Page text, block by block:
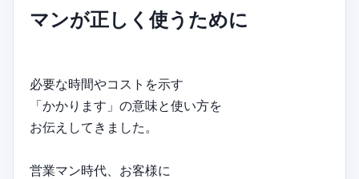
マンが正しく使うために
必要な時間やコストを示す
「かかります」の意味と使い方を
お伝えしてきました。
営業マン時代、お客様に